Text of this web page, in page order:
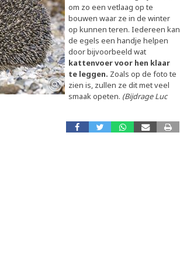
om zo een vetlaag op te
bouwen waar ze in de winter
op kunnen teren. Iedereen kan
de egels een handje helpen
door bijvoorbeeld wat
kattenvoer voor hen klaar
te leggen. Zoals op de foto te
zien is, zullen ze dit met veel
smaak opeten. (Bijdrage Luc